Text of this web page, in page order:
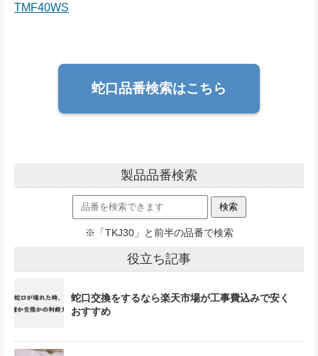
TMF40WS
蛇口品番検索はこちら
製品品番検索
※「TKJ30」と前半の品番で検索
役立ち記事
蛇口交換をするなら楽天市場が工事費込みで安く
おすすめ